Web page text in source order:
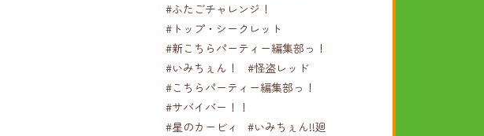
#ふたごチャレンジ！
#トップ・シークレット
#新こちらパーティー編集部っ！
#いみちぇん！
#怪盗レッド
#こちらパーティー編集部っ！
#サバイバー！！
#星のカービィ
#いみちぇん!!廻